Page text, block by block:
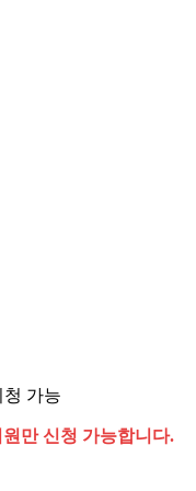
가능
만 신청 가능합니다.